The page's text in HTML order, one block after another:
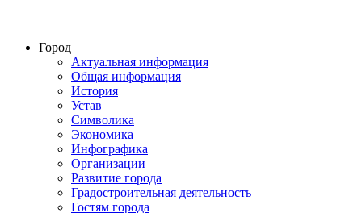
Город
Актуальная информация
Общая информация
История
Устав
Символика
Экономика
Инфографика
Организации
Развитие города
Градостроительная деятельность
Гостям города